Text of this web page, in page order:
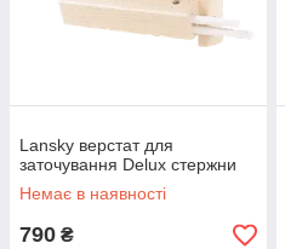
Lansky верстат для
заточування Delux стержни
Немає в наявності
790 ₴